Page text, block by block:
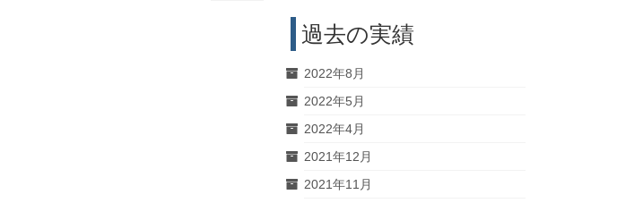
過去の実績
2022年8月
2022年5月
2022年4月
2021年12月
2021年11月